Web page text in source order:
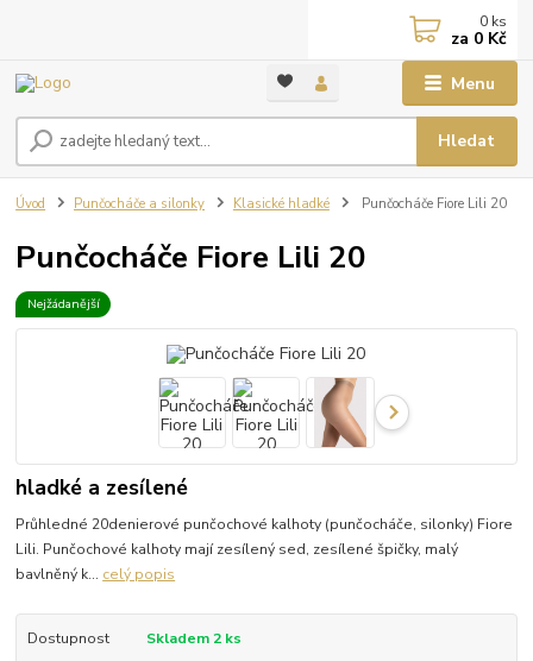
Menu
Hledat
0 ks
za 0 Kč
Úvod Punčocháče a silonky Klasické hladké Punčocháče Fiore Lili 20
Punčocháče Fiore Lili 20
Nejžádanější
hladké a zesílené
Průhledné 20denierové punčochové kalhoty (punčocháče, silonky) Fiore
Lili. Punčochové kalhoty mají zesílený sed, zesílené špičky, malý
bavlněný k... celý popis
Dostupnost
Skladem 2 ks